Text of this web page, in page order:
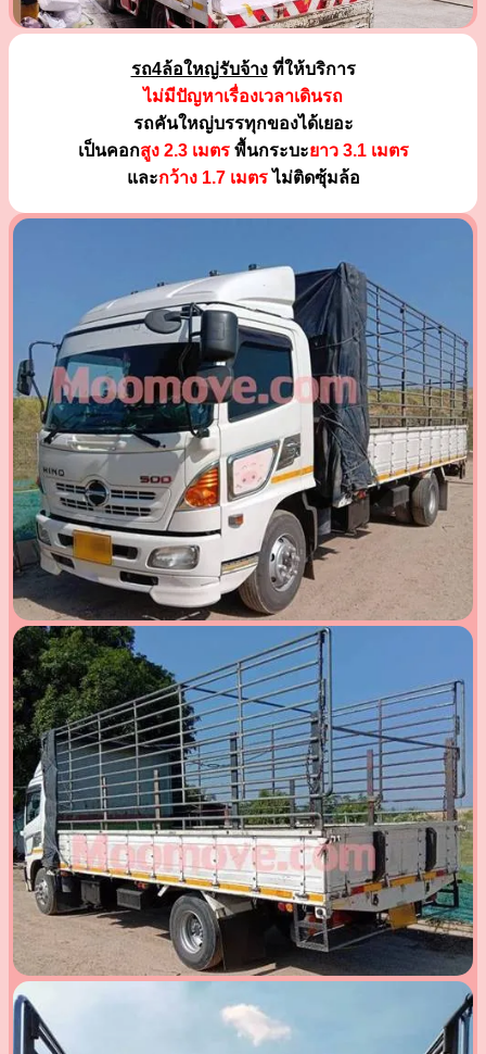
รถ4ล้อใหญ่รับจ้างที่ให้บริการ
ไม่มีปัญหาเรื่องเวลาเดินรถ
รถคันใหญ่บรรทุกของได้เยอะ
เป็นคอกสูง 2.3 เมตรพื้นกระบะยาว 3.1 เมตร
และกว้าง 1.7 เมตรไม่ติดซุ้มล้อ